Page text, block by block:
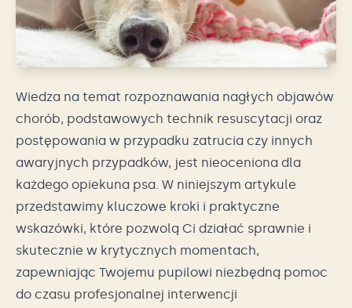
Wiedza na temat rozpoznawania nagłych objawów
chorób, podstawowych technik resuscytacji oraz
postępowania w przypadku zatrucia czy innych
awaryjnych przypadków, jest nieoceniona dla
każdego opiekuna psa. W niniejszym artykule
przedstawimy kluczowe kroki i praktyczne
wskazówki, które pozwolą Ci działać sprawnie i
skutecznie w krytycznych momentach,
zapewniając Twojemu pupilowi niezbędną pomoc
do czasu profesjonalnej interwencji